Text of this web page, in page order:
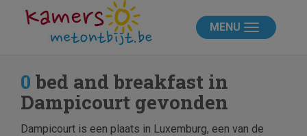
MENU
0 bed and breakfast in
Dampicourt gevonden
Dampicourt is een plaats in Luxemburg, een van de